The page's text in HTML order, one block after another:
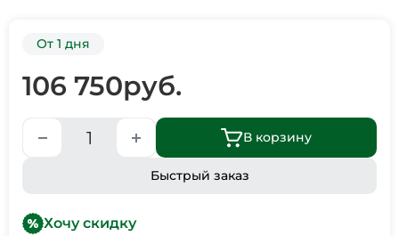
От 1 дня
106 750руб.
В корзину
Быстрый заказ
Хочу скидку